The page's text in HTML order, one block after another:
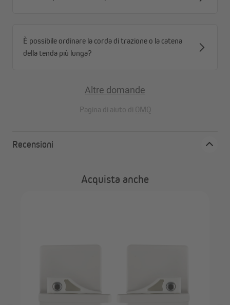
Pulisci la superficie del telaio della finestra con un panno di
È possibile ordinare la corda di trazione o la catena
della tenda più lunga?
Altre domande
Pagina di aiuto di OMQ
Recensioni
Acquista anche